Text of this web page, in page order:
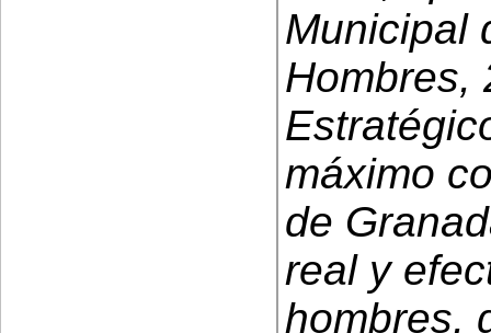
Municipal
Hombres,
máximo
de
real y
hombres,